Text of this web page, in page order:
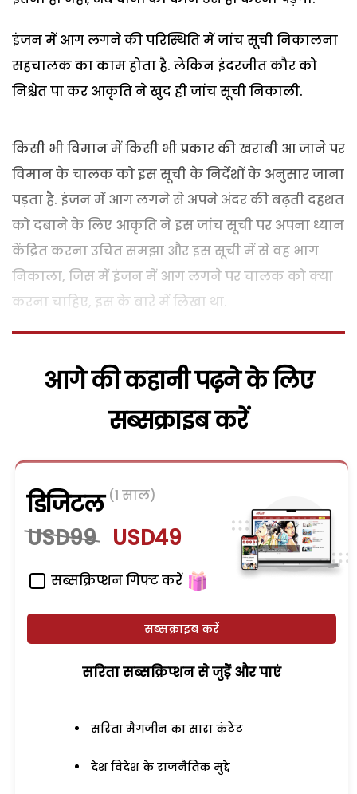
इंजन में आग लगने की परिस्थिति में जांच सूची निकालना
सहचालक का काम होता है. लेकिन इंदरजीत कौर को
निश्चेत पा कर आकृति ने खुद ही जांच सूची निकाली.
किसी भी विमान में किसी भी प्रकार की खराबी आ जाने पर
विमान के चालक को इस सूची के निर्देशों के अनुसार जाना
पड़ता है. इंजन में आग लगने से अपने अंदर की बढ़ती दहशत
को दबाने के लिए आकृति ने इस जांच सूची पर अपना ध्यान
केंद्रित करना उचित समझा और इस सूची में से वह भाग
निकाला, जिस में इंजन में आग लगने पर चालक को क्या
करना चाहिए, इस के बारे में लिखा था.
आगे की कहानी पढ़ने के लिए
सब्सक्राइब करें
डिजिटल (1 साल)
USD99 USD49
सब्सक्रिप्शन गिफ्ट करें
सब्सक्राइब करें
सरिता सब्सक्रिप्शन से जुड़ेें और पाएं
सरिता मैगजीन का सारा कंटेंट
देश विदेश के राजनैतिक मुद्दे